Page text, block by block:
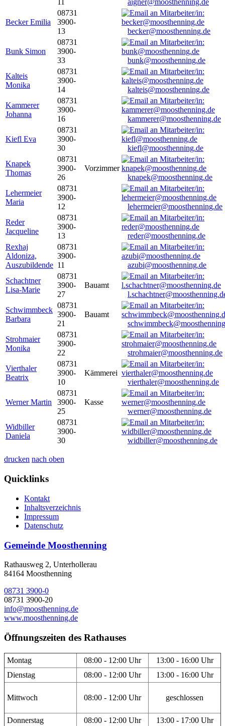
aigner@moosthenning.de
Becker Emilia
08731
3900-
13
becker@moosthenning.de
Bunk Simon
08731
3900-
33
bunk@moosthenning.de
Kalteis
Monika
08731
3900-
14
kalteis@moosthenning.de
Kammerer
Johanna
08731
3900-
16
kammerer@moosthenning.de
Kiefl Eva
08731
3900-
30
kiefl@moosthenning.de
Knapek
Thomas
08731
3900-
26
Vorzimmer
knapek@moosthenning.de
Lehermeier
Maria
08731
3900-
12
lehermeier@moosthenning.de
Reder
Jacqueline
08731
3900-
13
reder@moosthenning.de
Rexhaj
Aldoniza,
Auszubildende
08731
3900-
11
azubi@moosthenning.de
Schachtner
Lisa-Marie
08731
3900-
27
Bauamt
Schwimmbeck
Barbara
08731
3900-
21
Bauamt
Strohmaier
Monika
08731
3900-
22
strohmaier@moosthenning.de
Vierthaler
Beatrix
08731
3900-
10
Kämmerei
vierthaler@moosthenning.de
Werner Martin
08731
3900-
25
Kasse
werner@moosthenning.de
Widbiller
Daniela
08731
3900-
30
widbiller@moosthenning.de
drucken nach oben
Quicklinks
Kontakt
Inhaltsverzeichnis
Impressum
Datenschutz
Gemeinde Moosthenning
Rathausweg 2, Unterhollerau
84164 Moosthenning
08731 3900-0
08731 3900-20
info@moosthenning.de
www.moosthenning.de
Öffnungszeiten des Rathauses
Montag 08:00 - 12:00 Uhr
13:00 - 16:00 Uhr
Dienstag
08:00 - 12:00 Uhr 13:00 - 16:00 Uhr
Mittwoch 08:00 - 12:00 Uhr geschlossen
Donnerstag 08:00 - 12:00 Uhr
13:00 - 17:00 Uhr